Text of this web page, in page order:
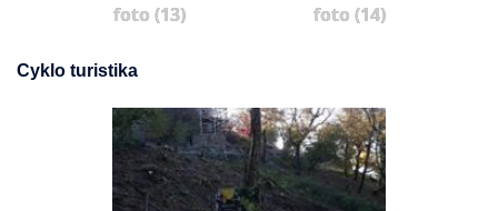
foto (13) foto (14)
Cyklo turistika